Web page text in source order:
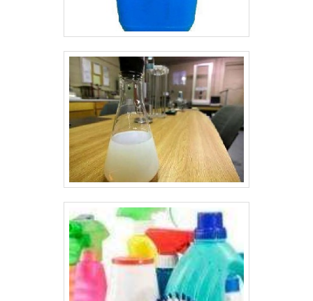
EMPRESANa AODRAN tem o que há de
melhor no mercado de promotor de
aderencia para vidro. Sempre de olho no
mercado, traz novidades em itens como
catalisador de estanho e catalisador de
titânio.Tem rótulo de comprometida com
os serviços e segura, padrões alcançados
por conter escritório de alta qualidade
onde são realizadas as atividades e
equipamentos de última geração. Tudo
isso, somado a uma equipe
e profissionais com vasta experiência nas
diversas áreas de atuação, garante uma
entrega de excelência de ponta a ponta..